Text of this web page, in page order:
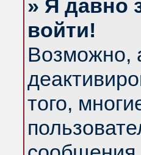
» Я давно
войти!
Возможно,
того,